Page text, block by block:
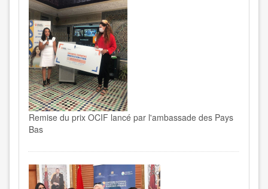
Remise du prix OCIF lancé par l'ambassade des Pays
Bas